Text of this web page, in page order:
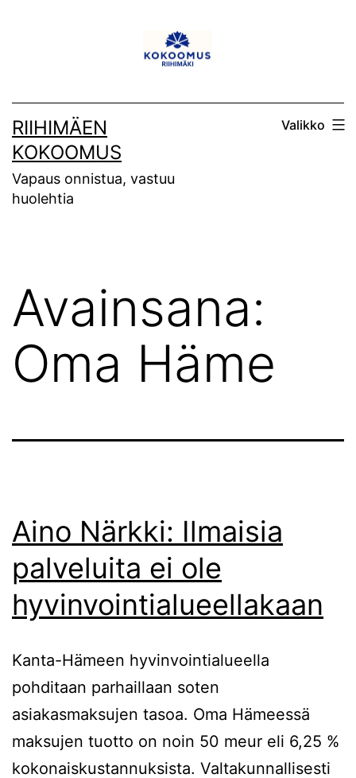
RIIHIMÄEN
KOKOOMUS
Vapaus onnistua, vastuu
huolehtia
Valikko
Avainsana:
Oma Häme
Aino Närkki: Ilmaisia
palveluita ei ole
hyvinvointialueellakaan
Kanta-Hämeen hyvinvointialueella
pohditaan parhaillaan soten
asiakasmaksujen tasoa. Oma Hämeessä
maksujen tuotto on noin 50 meur eli 6,25 %
kokonaiskustannuksista. Valtakunnallisesti